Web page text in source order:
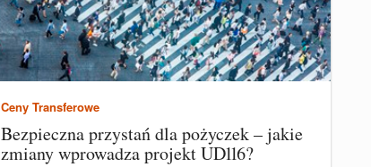
Ceny Transferowe
Bezpieczna przystań dla pożyczek – jakie
zmiany wprowadza projekt UD116?